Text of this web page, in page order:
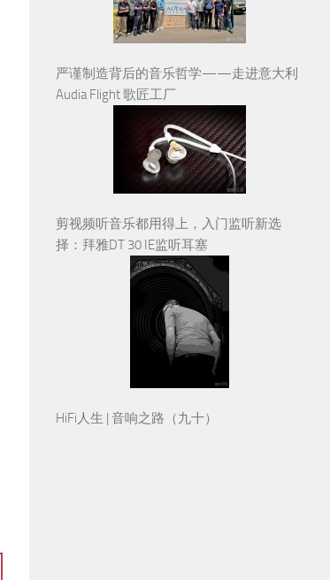
严谨制造背后的音乐哲学——走进意大利
Audia Flight 歌匠工厂
剪视频听音乐都用得上，入门监听新选
择：拜雅DT 30 IE监听耳塞
HiFi人生 | 音响之路（九十）